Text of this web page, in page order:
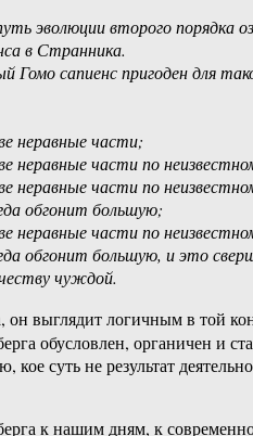
эволюции второго порядка
в Странника.
Гомо сапиенс пригоден для
неравные части;
неравные части по
неравные части по
обгонит большую;
неравные части по
обгонит большую, и это
чуждой.
он выглядит логичным в той
обусловлен, органичен и
суть не результат
к нашим дням, к